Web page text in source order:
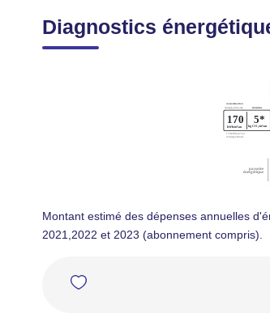
Diagnostics
Montant estimé des dépenses annuelles
2021,2022 et 2023 (abonnement compris).